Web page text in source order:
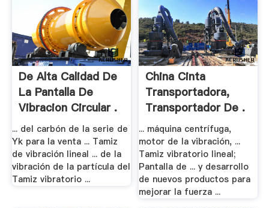
De Alta Calidad De
La Pantalla De
Vibracion Circular .
... del carbón de la serie de
Yk para la venta ... Tamiz
de vibración lineal ... de la
vibración de la partícula del
Tamiz vibratorio ...
China Cinta
Transportadora,
Transportador De .
... máquina centrífuga,
motor de la vibración, ...
Tamiz vibratorio lineal;
Pantalla de ... y desarrollo
de nuevos productos para
mejorar la fuerza ...